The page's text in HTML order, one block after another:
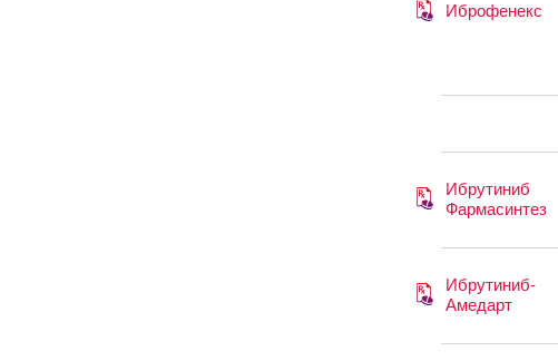
Иброфенекс
Ибрутиниб
Фармасинтез
Ибрутиниб-
Амедарт